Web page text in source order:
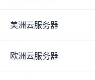
美洲云服务器
欧洲云服务器